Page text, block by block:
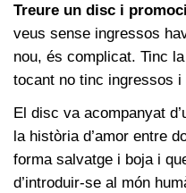
Treure un disc i
veus sense ingressos
nou, és complicat. Tinc
tocant no tinc ingressos i
El disc va acompanyat
la història d’amor entre
forma salvatge i boja i
d’introduir-se al món